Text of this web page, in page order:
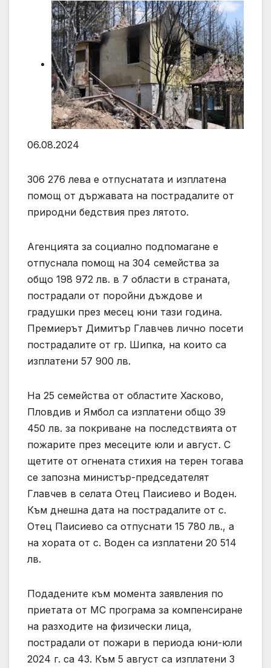
06.08.2024
306 276 лева е отпуснатата и изплатена
помощ от държавата на пострадалите от
природни бедствия през лятото.
Агенцията за социално подпомагане е
отпуснала помощ на 304 семейства за
общо 198 972 лв. в 7 области в страната,
пострадали от поройни дъждове и
градушки през месец юни тази година.
Премиерът Димитър Главчев лично посети
пострадалите от гр. Шипка, на които са
изплатени 57 900 лв.
На 25 семейства от областите Хасково,
Пловдив и Ямбол са изплатени общо 39
450 лв. за покриване на последствията от
пожарите през месеците юли и август. С
щетите от огнената стихия на терен тогава
се запозна министър-председателят
Главчев в селата Отец Паисиево и Воден.
Към днешна дата на пострадалите от с.
Отец Паисиево са отпуснати 15 780 лв., а
на хората от с. Воден са изплатени 20 514
лв.
Подадените към момента заявления по
приетата от МС програма за компенсиране
на разходите на физически лица,
пострадали от пожари в периода юни-юли
2024 г. са 43. Към 5 август са изплатени 3